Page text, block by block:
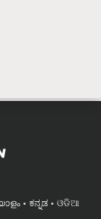
ಕನ್ನಡ
ଓଡିଆ